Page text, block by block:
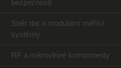
bezpečnosti
Sběr dat a modulární měřící
systémy
RF a mikrovlnné komponenty